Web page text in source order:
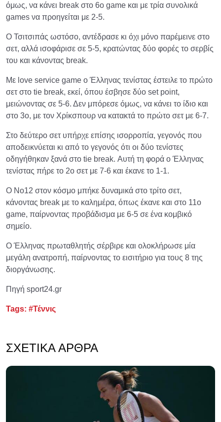
όμως, να κάνει break στο 6ο game και με τρία συνολικά
games να προηγείται με 2-5.
Ο Τσιτσιπάς ωστόσο, αντέδρασε κι όχι μόνο παρέμεινε στο
σετ, αλλά ισοφάρισε σε 5-5, κρατώντας δύο φορές το σερβίς
του και κάνοντας break.
Με love service game ο Έλληνας τενίστας έστειλε το πρώτο
σετ στο tie break, εκεί, όπου έσβησε δύο set point,
μειώνοντας σε 5-6. Δεν μπόρεσε όμως, να κάνει το ίδιο και
στο 3ο, με τον Χρίκσπουρ να κατακτά το πρώτο σετ με 6-7.
Στο δεύτερο σετ υπήρχε επίσης ισορροπία, γεγονός που
αποδεικνύεται κι από το γεγονός ότι οι δύο τενίστες
οδηγήθηκαν ξανά στο tie break. Αυτή τη φορά ο Έλληνας
τενίστας πήρε το 2ο σετ με 7-6 και έκανε το 1-1.
Ο Νο12 στον κόσμο μπήκε δυναμικά στο τρίτο σετ,
κάνοντας break με το καλημέρα, όπως έκανε και στο 11ο
game, παίρνοντας προβάδισμα με 6-5 σε ένα κομβικό
σημείο.
Ο Έλληνας πρωταθλητής σέρβιρε και ολοκλήρωσε μία
μεγάλη ανατροπή, παίρνοντας το εισιτήριο για τους 8 της
διοργάνωσης.
Πηγή sport24.gr
Tags: #Τέννις
ΣΧΕΤΙΚΆ ΆΡΘΡΑ